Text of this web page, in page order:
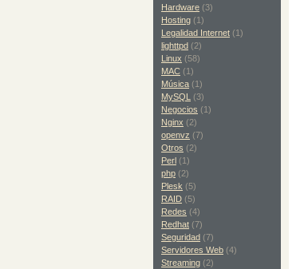
Hardware (3)
Hosting (1)
Legalidad Internet (1)
lighttpd (2)
Linux (58)
MAC (1)
Música (1)
MySQL
(3)
Negocios (1)
Nginx (2)
openvz (7)
Otros (2)
Perl (1)
php (2)
Plesk (5)
RAID (5)
Redes (4)
Redhat (7)
Seguridad (7)
Servidores Web (4)
Streaming (2)